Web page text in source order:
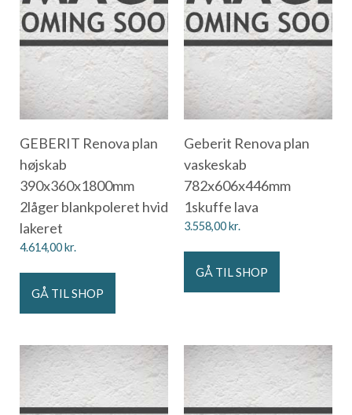
GEBERIT Renova plan
højskab
390x360x1800mm
2låger blankpoleret hvid
lakeret
4.614,00kr.
GÅ TIL SHOP
Geberit Renova plan
vaskeskab
782x606x446mm
1skuffe lava
3.558,00kr.
GÅ TIL SHOP